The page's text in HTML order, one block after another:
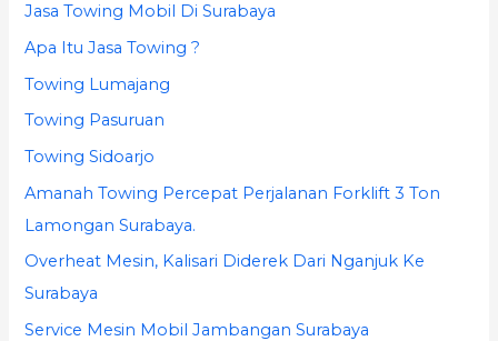
:Jasa Towing Mobil Di Surabaya
Apa Itu Jasa Towing ?
Towing Lumajang
Towing Pasuruan
Towing Sidoarjo
Amanah Towing Percepat Perjalanan Forklift 3 Ton
Lamongan Surabaya.
Overheat Mesin, Kalisari Diderek Dari Nganjuk Ke
Surabaya
Service Mesin Mobil Jambangan Surabaya